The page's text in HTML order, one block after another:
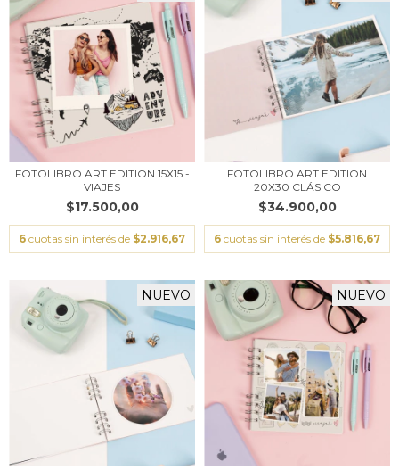
FOTOLIBRO ART EDITION 15X15 -
VIAJES
$17.500,00
6 cuotas sin interés de $2.916,67
FOTOLIBRO ART EDITION
20X30 CLÁSICO
$34.900,00
6 cuotas sin interés de $5.816,67
NUEVO NUEVO